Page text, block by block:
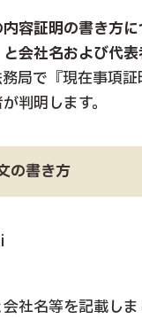
容証明の書き方
会社名および代
局で『現在事項
判明します。
の書き方
社名等を記載しま